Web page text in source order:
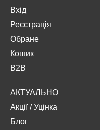
Вхід
Реєстрація
Обране
Кошик
B2B
АКТУАЛЬНО
Акції/Уцінка
Блог